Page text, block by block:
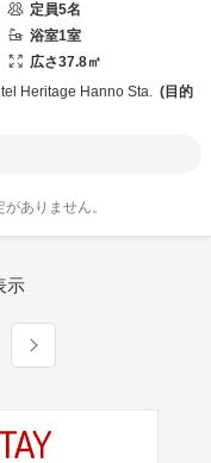
定員5名
浴室1室
広さ37.8㎡
Heritage Hanno Sta.
目的
ありません。
示